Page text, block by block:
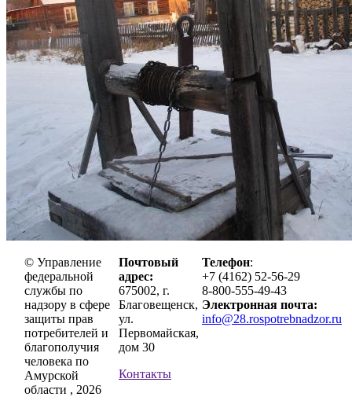
© Управление
федеральной
службы по
надзору в сфере
защиты прав
потребителей и
благополучия
человека по
Амурской
области , 2026
Почтовый
адрес:
675002, г.
Благовещенск,
ул.
Первомайская,
дом 30
Контакты
Телефон:
+7 (4162) 52-56-29
8-800-555-49-43
Электронная почта:
info@28.rospotrebnadzor.ru